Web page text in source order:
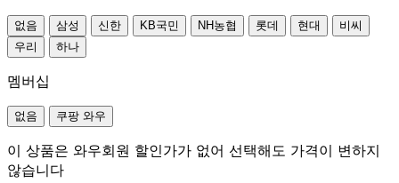
없음 삼성 신한 KB국민 NH농협 롯데 현대
비씨
우리
하나
멤버십
없음 쿠팡 와우
이 상품은 와우회원 할인가가 없어 선택해도 가격이 변하지
않습니다